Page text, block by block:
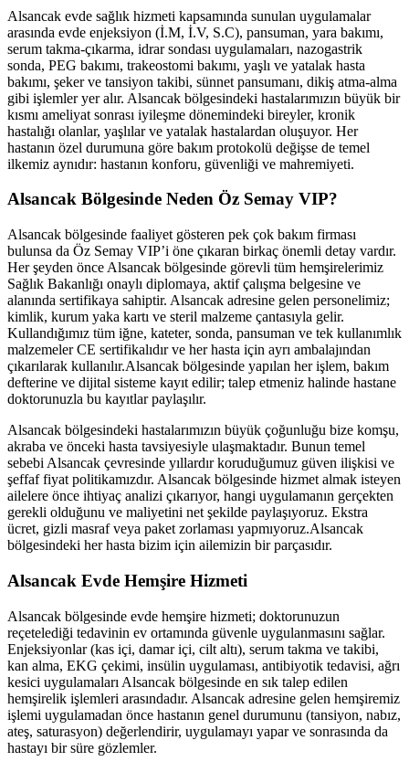
Alsancak evde sağlık hizmeti kapsamında sunulan uygulamalar
arasında evde enjeksiyon (İ.M, İ.V, S.C), pansuman, yara bakımı,
serum takma-çıkarma, idrar sondası uygulamaları, nazogastrik
sonda, PEG bakımı, trakeostomi bakımı, yaşlı ve yatalak hasta
bakımı, şeker ve tansiyon takibi, sünnet pansumanı, dikiş atma-alma
gibi işlemler yer alır. Alsancak bölgesindeki hastalarımızın büyük bir
kısmı ameliyat sonrası iyileşme dönemindeki bireyler, kronik
hastalığı olanlar, yaşlılar ve yatalak hastalardan oluşuyor. Her
hastanın özel durumuna göre bakım protokolü değişse de temel
ilkemiz aynıdır: hastanın konforu, güvenliği ve mahremiyeti.
Alsancak Bölgesinde Neden Öz Semay VIP?
Alsancak bölgesinde faaliyet gösteren pek çok bakım firması
bulunsa da Öz Semay VIP’i öne çıkaran birkaç önemli detay vardır.
Her şeyden önce Alsancak bölgesinde görevli tüm hemşirelerimiz
Sağlık Bakanlığı onaylı diplomaya, aktif çalışma belgesine ve
alanında sertifikaya sahiptir. Alsancak adresine gelen personelimiz;
kimlik, kurum yaka kartı ve steril malzeme çantasıyla gelir.
Kullandığımız tüm iğne, kateter, sonda, pansuman ve tek kullanımlık
malzemeler CE sertifikalıdır ve her hasta için ayrı ambalajından
çıkarılarak kullanılır.Alsancak bölgesinde yapılan her işlem, bakım
defterine ve dijital sisteme kayıt edilir; talep etmeniz halinde hastane
doktorunuzla bu kayıtlar paylaşılır.
Alsancak bölgesindeki hastalarımızın büyük çoğunluğu bize komşu,
akraba ve önceki hasta tavsiyesiyle ulaşmaktadır. Bunun temel
sebebi Alsancak çevresinde yıllardır koruduğumuz güven ilişkisi ve
şeffaf fiyat politikamızdır. Alsancak bölgesinde hizmet almak isteyen
ailelere önce ihtiyaç analizi çıkarıyor, hangi uygulamanın gerçekten
gerekli olduğunu ve maliyetini net şekilde paylaşıyoruz. Ekstra
ücret, gizli masraf veya paket zorlaması yapmıyoruz.Alsancak
bölgesindeki her hasta bizim için ailemizin bir parçasıdır.
Alsancak Evde Hemşire Hizmeti
Alsancak bölgesinde evde hemşire hizmeti; doktorunuzun
reçetelediği tedavinin ev ortamında güvenle uygulanmasını sağlar.
Enjeksiyonlar (kas içi, damar içi, cilt altı), serum takma ve takibi,
kan alma, EKG çekimi, insülin uygulaması, antibiyotik tedavisi, ağrı
kesici uygulamaları Alsancak bölgesinde en sık talep edilen
hemşirelik işlemleri arasındadır. Alsancak adresine gelen hemşiremiz
işlemi uygulamadan önce hastanın genel durumunu (tansiyon, nabız,
ateş, saturasyon) değerlendirir, uygulamayı yapar ve sonrasında da
hastayı bir süre gözlemler.